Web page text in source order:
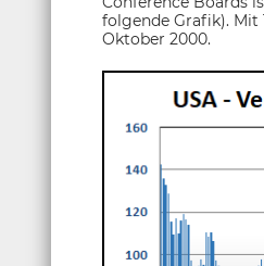
folgende Grafik). Mit
Oktober 2000.